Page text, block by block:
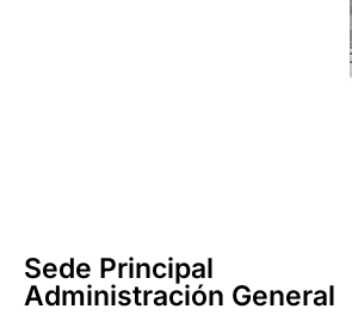
Sede Principal
Administración General